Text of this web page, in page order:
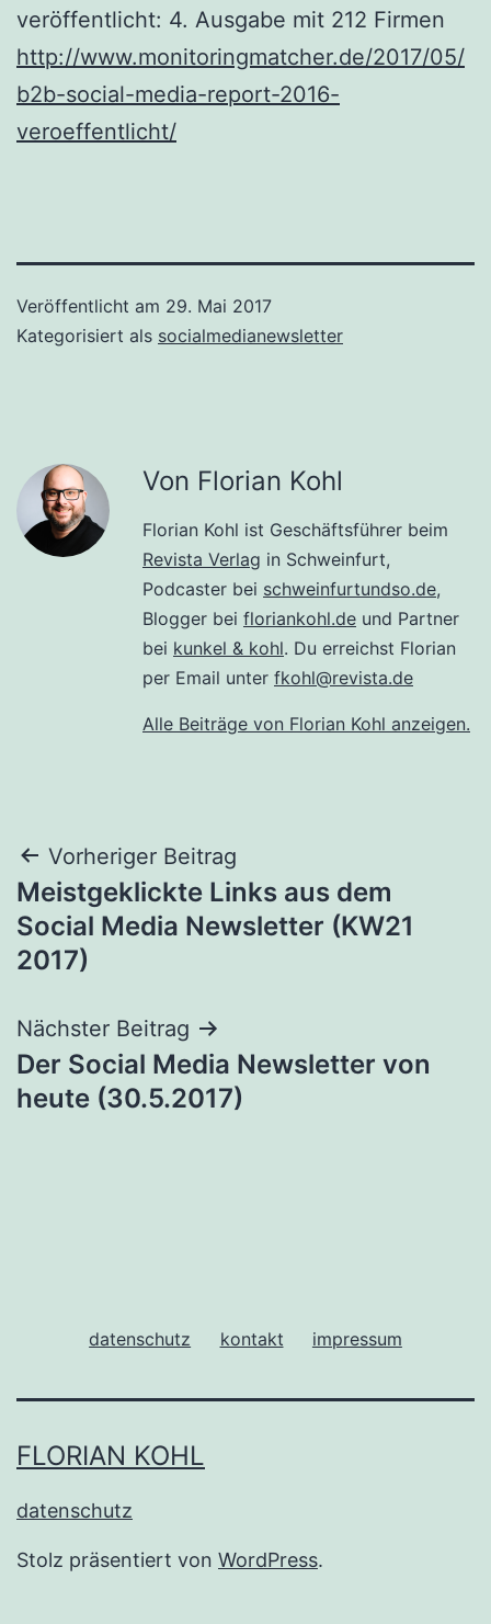
veröffentlicht: 4. Ausgabe mit 212 Firmen
http://www.monitoringmatcher.de/2017/05/
b2b-social-media-report-2016-
veroeffentlicht/
Veröffentlicht am 29. Mai 2017
Kategorisiert als socialmedianewsletter
Von Florian Kohl
Florian Kohl ist Geschäftsführer beim
Revista Verlag in Schweinfurt,
Podcaster bei schweinfurtundso.de,
Blogger bei floriankohl.de und Partner
bei kunkel & kohl. Du erreichst Florian
per Email unter fkohl@revista.de
Alle Beiträge von Florian Kohl anzeigen.
Beitragsnavigation
Vorheriger Beitrag
Meistgeklickte Links aus dem
Social Media Newsletter (KW21
2017)
Nächster Beitrag
Der Social Media Newsletter von
heute (30.5.2017)
datenschutz kontakt impressum
FLORIAN KOHL
datenschutz
Stolz präsentiert von WordPress.